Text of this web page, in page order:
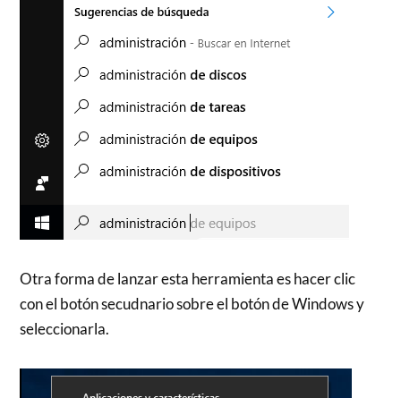
Otra forma de lanzar esta herramienta es hacer clic
con el botón secudnario sobre el botón de Windows y
seleccionarla.